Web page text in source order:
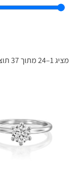
מציג 1–24 מתוך 37 תוצאות